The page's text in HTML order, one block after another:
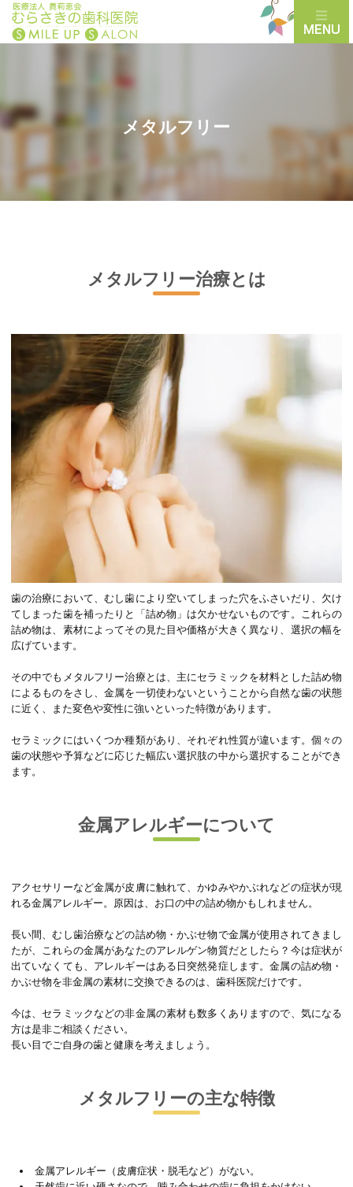
メタルフリー
メタルフリー治療とは
歯の治療において、むし歯により空いてしまった穴をふさいだり、欠け
てしまった歯を補ったりと「詰め物」は欠かせないものです。これらの
詰め物は、素材によってその見た目や価格が大きく異なり、選択の幅を
広げています。
その中でもメタルフリー治療とは、主にセラミックを材料とした詰め物
によるものをさし、金属を一切使わないということから自然な歯の状態
に近く、また変色や変性に強いといった特徴があります。
セラミックにはいくつか種類があり、それぞれ性質が違います。個々の
歯の状態や予算などに応じた幅広い選択肢の中から選択することができ
ます。
金属アレルギーについて
アクセサリーなど金属が皮膚に触れて、かゆみやかぶれなどの症状が現
れる金属アレルギー。原因は、お口の中の詰め物かもしれません。
長い間、むし歯治療などの詰め物・かぶせ物で金属が使用されてきまし
たが、これらの金属があなたのアレルゲン物質だとしたら？今は症状が
出ていなくても、アレルギーはある日突然発症します。金属の詰め物・
かぶせ物を非金属の素材に交換できるのは、歯科医院だけです。
今は、セラミックなどの非金属の素材も数多くありますので、気になる
方は是非ご相談ください。
長い目でご自身の歯と健康を考えましょう。
メタルフリーの主な特徴
金属アレルギー（皮膚症状・脱毛など）がない。